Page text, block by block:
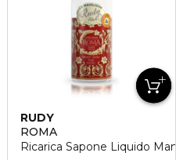
RUDY
ROMA
Ricarica Sapone Liquido Mani